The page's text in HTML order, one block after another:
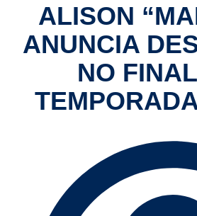
ALISON
ANUNCIA
NO